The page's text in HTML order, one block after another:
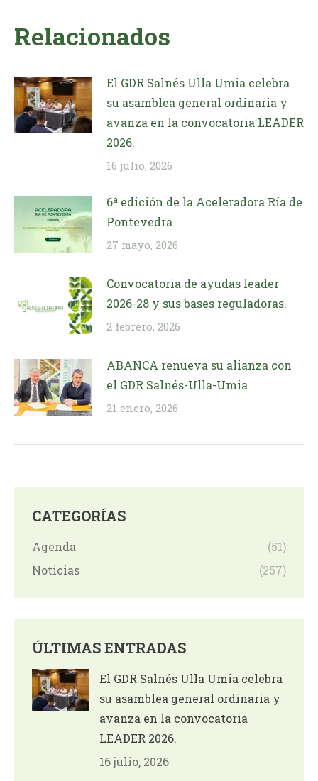
Relacionados
El GDR Salnés Ulla Umia celebra
su asamblea general ordinaria y
avanza en la convocatoria LEADER
2026.
16 julio, 2026
6ª edición de la Aceleradora Ría de
Pontevedra
27 mayo, 2026
Convocatoria de ayudas leader
2026-28 y sus bases reguladoras.
2 febrero, 2026
ABANCA renueva su alianza con
el GDR Salnés-Ulla-Umia
21 enero, 2026
CATEGORÍAS
Agenda
(51)
Noticias
(257)
ÚLTIMAS ENTRADAS
El GDR Salnés Ulla Umia celebra
su asamblea general ordinaria y
avanza en la convocatoria
LEADER 2026.
16 julio, 2026